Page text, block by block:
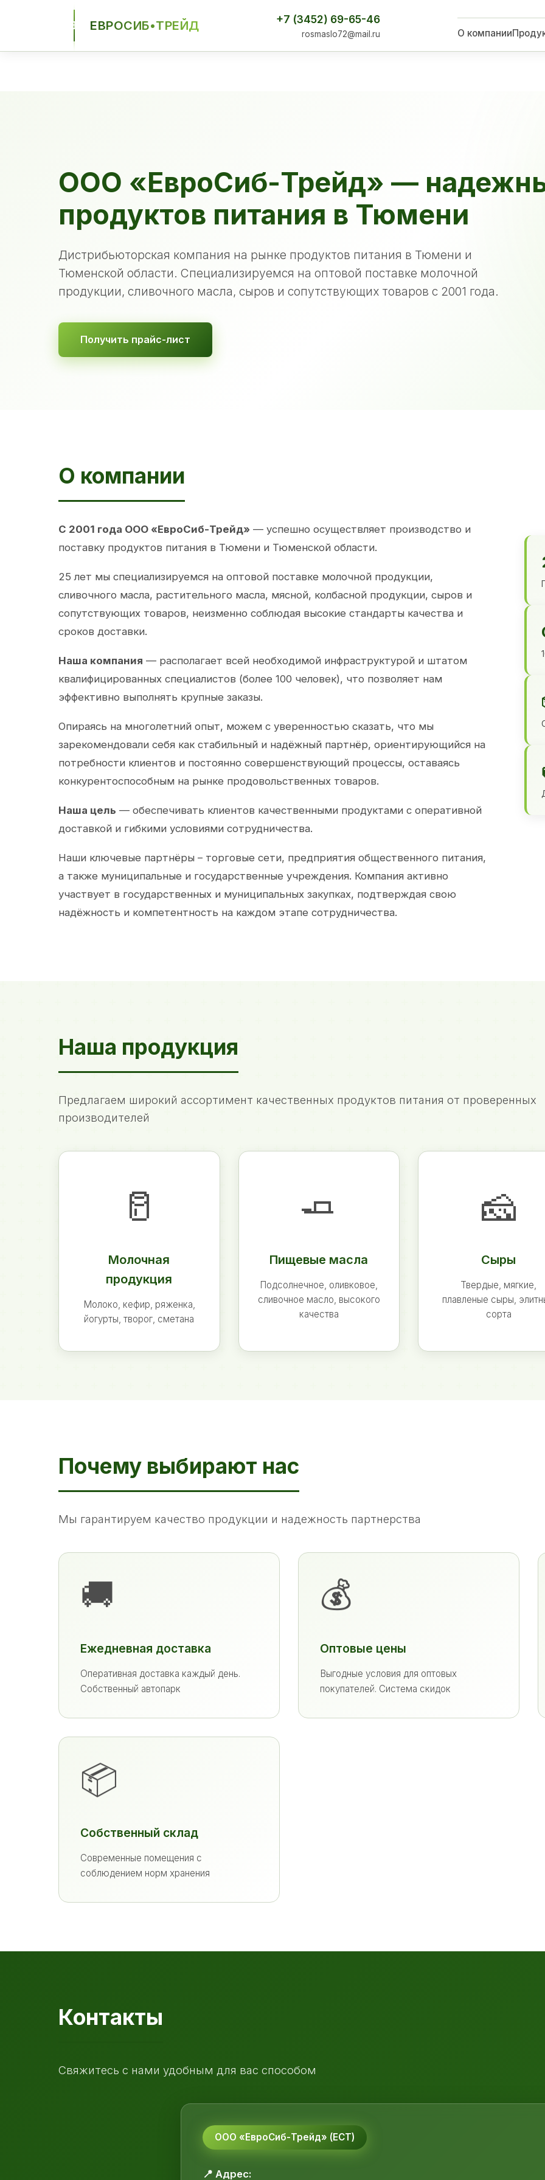
ЕСТ ЕВРОСИБ•ТРЕЙД +7 (3452) 69-65-46
rosmaslo72@mail.ru О компании
ООО «ЕвроСиб-Трейд» —
продуктов питания в Тюмени
Дистрибьюторская компания на рынке продуктов питания в Тюмени и
Тюменской области. Специализируемся на оптовой поставке молочной
продукции, сливочного масла, сыров и сопутствующих товаров с 2001 года.
Получить прайс-лист
О компании
С 2001 года ООО «ЕвроСиб-Трейд» — успешно осуществляет производство и
поставку продуктов питания в Тюмени и Тюменской области.
25 лет мы специализируемся на оптовой поставке молочной продукции,
сливочного масла, растительного масла, мясной, колбасной продукции, сыров и
сопутствующих товаров, неизменно соблюдая высокие стандарты качества и
сроков доставки.
Наша компания — располагает всей необходимой инфраструктурой и штатом
квалифицированных специалистов (более 100 человек), что позволяет нам
эффективно выполнять крупные заказы.
Опираясь на многолетний опыт, можем с уверенностью сказать, что мы
зарекомендовали себя как стабильный и надёжный партнёр, ориентирующийся на
потребности клиентов и постоянно совершенствующий процессы, оставаясь
конкурентоспособным на рынке продовольственных товаров.
Наша цель — обеспечивать клиентов качественными продуктами с оперативной
доставкой и гибкими условиями сотрудничества.
Наши ключевые партнёры – торговые сети, предприятия общественного питания,
а также муниципальные и государственные учреждения. Компания активно
участвует в государственных и муниципальных закупках, подтверждая свою
надёжность и компетентность на каждом этапе сотрудничества.
Наша продукция
Предлагаем широкий ассортимент качественных продуктов питания от проверенных
производителей
🥛
Молочная
продукция
Молоко, кефир, ряженка,
йогурты, творог, сметана
🧈
Пищевые масла
Подсолнечное, оливковое,
сливочное масло, высокого
качества
🧀
Сыры
Твердые, мягкие,
плавленые сыры,
сорта
Почему выбирают нас
Мы гарантируем качество продукции и надежность партнерства
🚚
Ежедневная доставка
Оперативная доставка каждый день.
Собственный автопарк
💰
Оптовые цены
Выгодные условия для оптовых
покупателей. Система скидок
📦
Собственный склад
Современные помещения с
соблюдением норм хранения
Контакты
Свяжитесь с нами удобным для вас способом
ООО «ЕвроСиб-Трейд» (ЕСТ)
📍 Адрес: